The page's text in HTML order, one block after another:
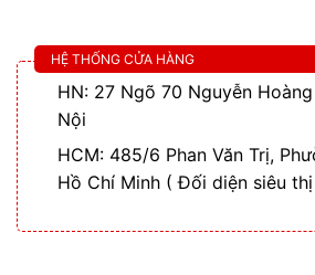
HỆ THỐNG CỬA HÀNG
HN: 27 Ngõ 70 Nguyễn
Nội
HCM: 485/6 Phan Văn Trị,
Hồ Chí Minh ( Đối diện siêu